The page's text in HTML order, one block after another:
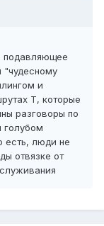
подавляющее
"чудесному
и
Т, которые
разговоры по
голубом
есть, люди не
отвязке от